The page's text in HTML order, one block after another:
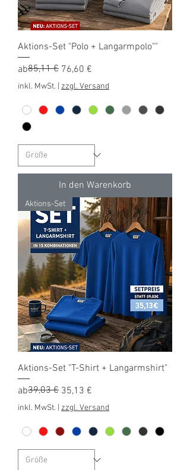
Aktions-Set "Polo + Langarmpolo""
ab
Standardpreis
85,11 € 76,60 €
Sale-Preis
inkl. MwSt. | zzgl. Versand
In den Warenkorb
Aktions-Set
Aktions-Set "T-Shirt + Langarmshirt"
ab
Standardpreis
39,03 € 35,13 €
Sale-Preis
inkl. MwSt. | zzgl. Versand